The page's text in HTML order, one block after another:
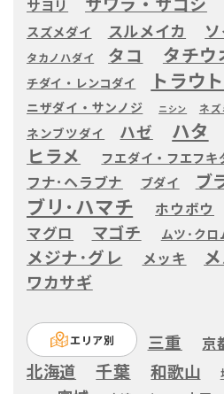
サヨリ
スズメダイ スルメイカ
タカノハダイ タコ タチウ
チダイ・レンコダイ
トラウ
ニザダイ・サンノジ ニシン ネズ
ネンブツダイ ハゼ ハタ
ヒラメ フエダイ・フエフキ
フナ･ヘラブナ ブダイ ブ
ブリ･ハマチ ホウボウ
マグロ マゴチ ムツ･クロ
メジナ･グレ メッキ
ワカサギ
エリア別 三重 京
北海道 千葉 和歌山